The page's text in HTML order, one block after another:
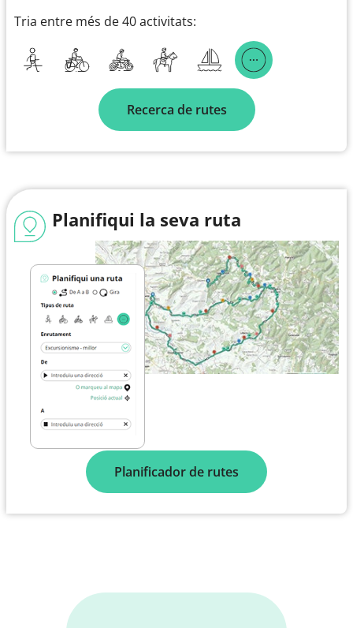
Tria entre més de 40 activitats:
Recerca de rutes
Planifiqui la seva ruta
Planificador de rutes